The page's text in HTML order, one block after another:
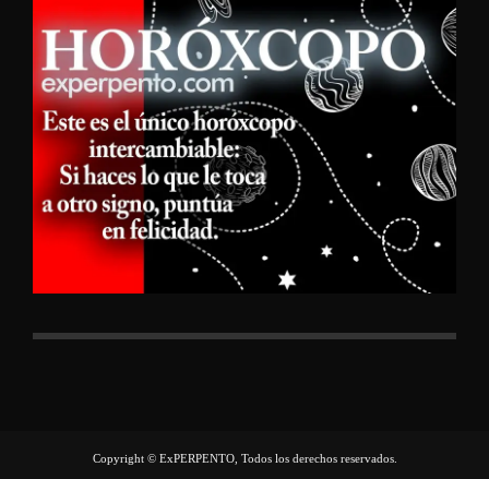
Copyright © ExPERPENTO, Todos los derechos reservados.